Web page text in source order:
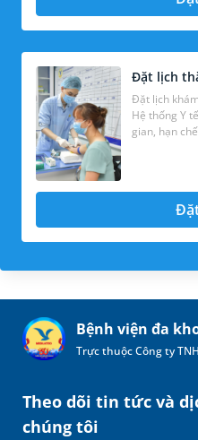
Đặt lịch
Đặt lịch
Hệ thống Y
Bệnh viện đa
Trực thuộc Công ty
Theo dõi tin tức và
chúng tôi